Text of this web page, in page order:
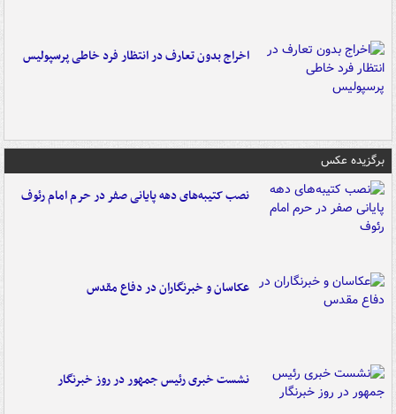
اخراج بدون تعارف در انتظار فرد خاطی پرسپولیس
برگزیده عکس
نصب کتیبه‌های دهه پایانی صفر در حرم امام رئوف
عکاسان و خبرنگاران در دفاع مقدس
نشست خبری رئیس جمهور در روز خبرنگار